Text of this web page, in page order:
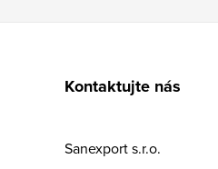
Kontaktujte nás
Sanexport s.r.o.